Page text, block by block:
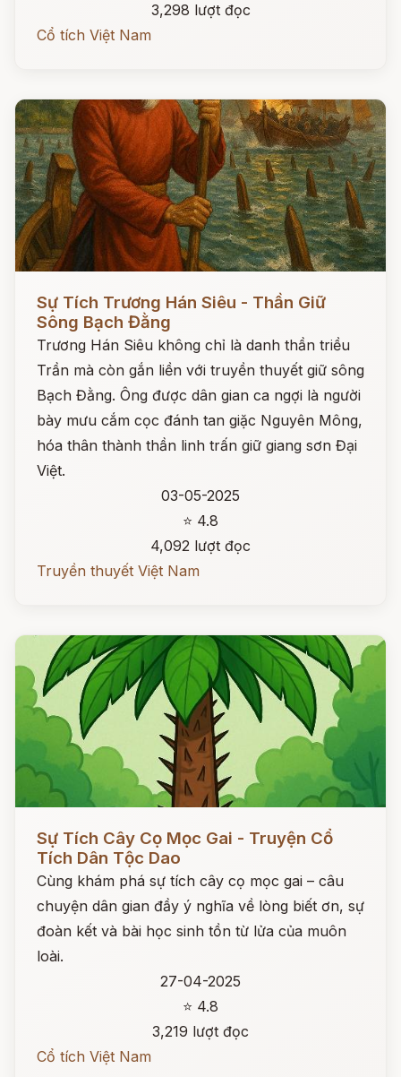
3,298 lượt đọc
Cổ tích Việt Nam
Sự Tích Trương Hán Siêu - Thần Giữ
Sông Bạch Đằng
Trương Hán Siêu không chỉ là danh thần triều
Trần mà còn gắn liền với truyền thuyết giữ sông
Bạch Đằng. Ông được dân gian ca ngợi là người
bày mưu cắm cọc đánh tan giặc Nguyên Mông,
hóa thân thành thần linh trấn giữ giang sơn Đại
Việt.
03-05-2025
⭐ 4.8
4,092 lượt đọc
Truyền thuyết Việt Nam
Sự Tích Cây Cọ Mọc Gai - Truyện Cổ
Tích Dân Tộc Dao
Cùng khám phá sự tích cây cọ mọc gai – câu
chuyện dân gian đầy ý nghĩa về lòng biết ơn, sự
đoàn kết và bài học sinh tồn từ lửa của muôn
loài.
27-04-2025
⭐ 4.8
3,219 lượt đọc
Cổ tích Việt Nam